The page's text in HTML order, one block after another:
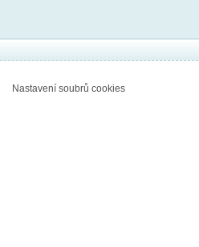
Nastavení soubrů cookies